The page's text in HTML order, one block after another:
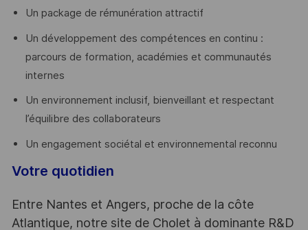
Un package de rémunération attractif
Un développement des compétences en continu :
parcours de formation, académies et communautés
internes
Un environnement inclusif, bienveillant et respectant
l’équilibre des collaborateurs
Un engagement sociétal et environnemental reconnu
Votre quotidien
Entre Nantes et Angers, proche de la côte
Atlantique, notre site de Cholet à dominante R&D